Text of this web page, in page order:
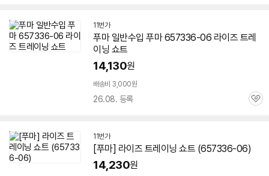
11번가
푸마 일반수입 푸마657336-06 라이즈 트레
이닝 쇼트
14,130원
배송비 3,000원
26.08. 등록
관
11번가
[푸마] 라이즈 트레이닝 쇼트 (657336-06)
14,230원